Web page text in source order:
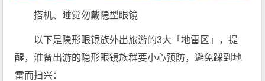
搭机、睡觉勿戴隐型眼镜
以下是隐形眼镜族外出旅游的3大「地雷区」，提
醒，淮备出游的隐形眼镜族群要小心预防，避免踩到地
雷而扫兴：